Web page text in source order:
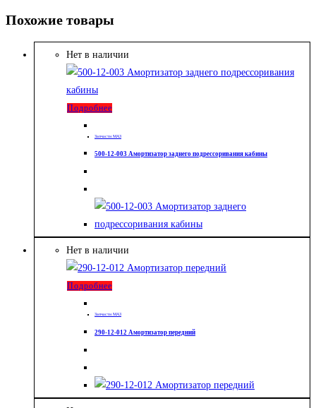
Похожие товары
Нет в наличии
Подробнее
Запчасти МАЗ
500-12-003 Амортизатор заднего подрессоривания кабины
Нет в наличии
Подробнее
Запчасти МАЗ
290-12-012 Амортизатор передний